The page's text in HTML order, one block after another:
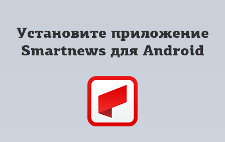
Установите приложение
Smartnews для Android